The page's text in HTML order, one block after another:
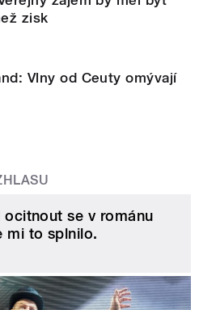
zisk
Vlny od Ceuty omývají
se v románu
mi to splnilo.